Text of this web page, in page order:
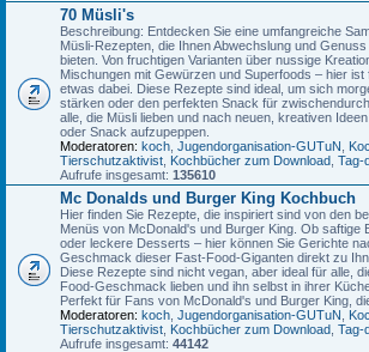
70 Müsli's
Beschreibung: Entdecken Sie eine umfangreiche
Müsli-Rezepten, die Ihnen Abwechslung und
bieten. Von fruchtigen Varianten über nussige
Mischungen mit Gewürzen und Superfoods – hier
etwas dabei. Diese Rezepte sind ideal, um sich
stärken oder den perfekten Snack für
alle, die Müsli lieben und nach neuen, kreativen
oder Snack aufzupeppen.
Moderatoren: koch Jugendorganisation-GUTuN
Tierschutzaktivist Kochbücher zum Download Tag-
Aufrufe insgesamt: 135610
Mc Donalds und Burger King Kochbuch
Hier finden Sie Rezepte, die inspiriert sind von den
Menüs von McDonald's und Burger King. Ob saftige
oder leckere Desserts – hier können Sie Gerichte
Geschmack dieser Fast-Food-Giganten direkt zu
Diese Rezepte sind nicht vegan, aber ideal für alle,
Food-Geschmack lieben und ihn selbst in ihrer
Perfekt für Fans von McDonald's und Burger King,
Moderatoren: koch Jugendorganisation-GUTuN
Tierschutzaktivist Kochbücher zum Download Tag-
Aufrufe insgesamt: 44142